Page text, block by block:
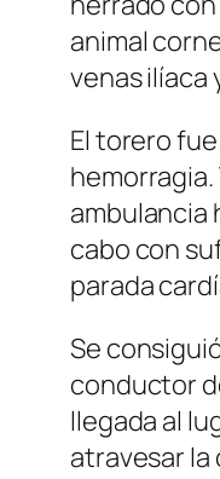
animal
venas ilíaca
El torero
ambulancia
cabo con
parada
Se
conductor
llegada al
atravesar la